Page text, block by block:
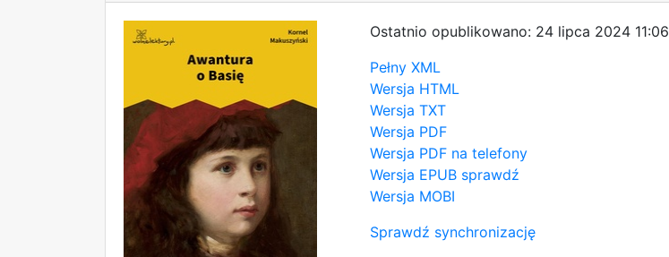
Ostatnio opublikowano: 24 lipca 2024 11:06
Pełny XML
Wersja HTML
Wersja TXT
Wersja PDF
Wersja PDF na telefony
Wersja EPUB sprawdź
Wersja MOBI
Sprawdź synchronizację